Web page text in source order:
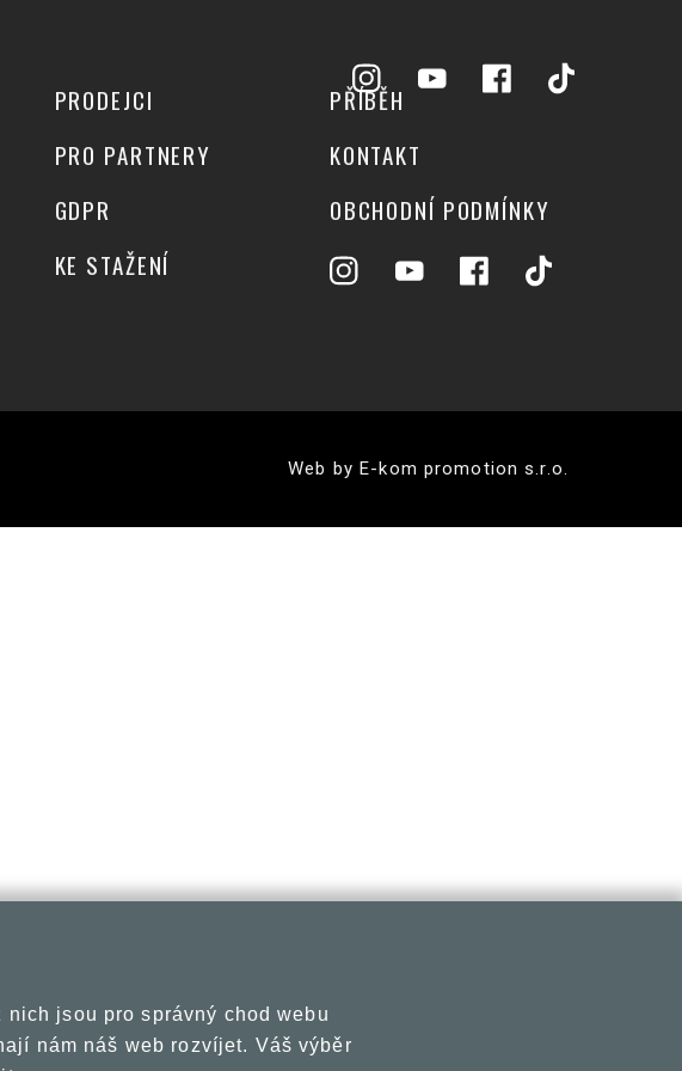
PRODEJCI
PRO PARTNERY
GDPR
KE STAŽENÍ
PŘÍBĚH
KONTAKT
OBCHODNÍ PODMÍNKY
Web by E-kom promotion s.r.o.
jsou pro správný chod webu
nám náš web rozvíjet. Váš výběr